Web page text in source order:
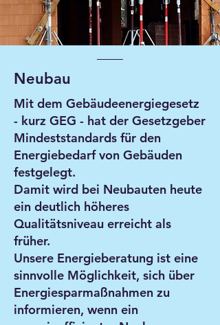
Neubau
Mit dem Gebäudeenergiegesetz
- kurz GEG - hat der Gesetzgeber
Mindeststandards für den
Energiebedarf von Gebäuden
festgelegt.
Damit wird bei Neubauten heute
ein deutlich höheres
Qualitätsniveau erreicht als
früher.
Unsere Energieberatung ist eine
sinnvolle Möglichkeit, sich über
Energiesparmaßnahmen zu
informieren, wenn ein